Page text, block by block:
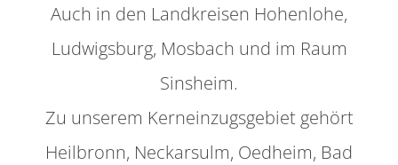
Auch in den Landkreisen Hohenlohe,
Ludwigsburg, Mosbach und im Raum
Sinsheim.
Zu unserem Kerneinzugsgebiet gehört
Heilbronn, Neckarsulm, Oedheim, Bad